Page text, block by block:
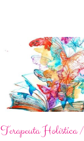
Terapeuta Holística /